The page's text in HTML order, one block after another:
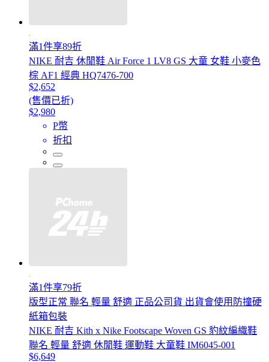
滿1件享89折
NIKE 耐吉 休閒鞋 Air Force 1 LV8 GS 大童 女鞋 小麥色
棕 AF1 經典 HQ7476-700
$2,652
(售價已折)
$2,980
P幣
折扣
滿1件享79折
版型正常 聯名 輕量 舒適 正品公司貨 出貨會使用防撞硬
紙箱包裝
NIKE 耐吉 Kith x Nike Footscape Woven GS 豹紋編織鞋
聯名 輕量 舒適 休閒鞋 運動鞋 大童鞋 IM6045-001
$6,649